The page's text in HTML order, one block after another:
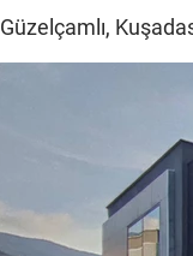
Güzelçamlı,